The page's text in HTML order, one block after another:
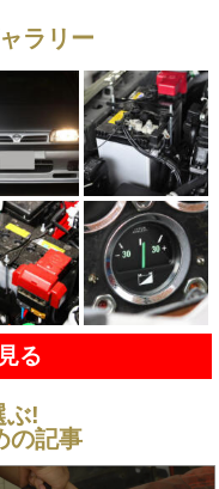
ラリー
る
ぶ!
の記事